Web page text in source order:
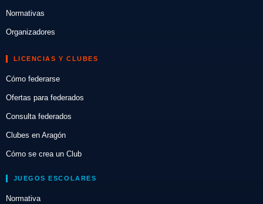
Normativas
Organizadores
LICENCIAS Y CLUBES
Cómo federarse
Ofertas para federados
Consulta federados
Clubes en Aragón
Cómo se crea un Club
JUEGOS ESCOLARES
Normativa